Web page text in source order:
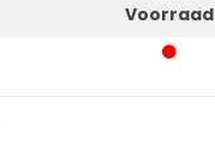
Voorraad